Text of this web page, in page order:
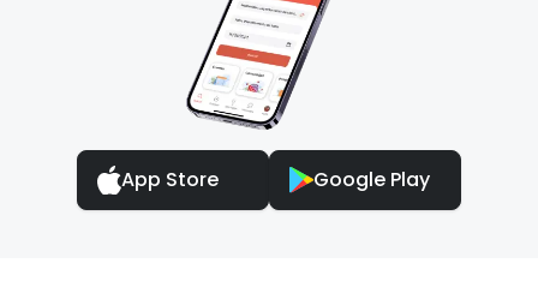
App Store Google Play